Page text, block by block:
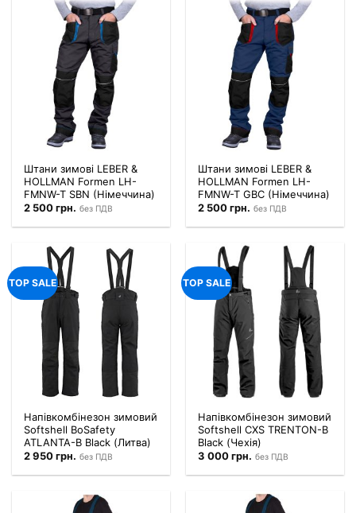
Штани зимові LEBER &
HOLLMAN Formen LH-
FMNW-T SBN (Німеччина)
2 500грн. без ПДВ
Штани зимові LEBER &
HOLLMAN Formen LH-
FMNW-T GBC (Німеччина)
2 500грн. без ПДВ
TOP SALE
Напівкомбінезон зимовий
Softshell BoSafety
ATLANTA-B Black (Литва)
2 950грн. без ПДВ
TOP SALE
Напівкомбінезон зимовий
Softshell CXS TRENTON-B
Black (Чехія)
3 000грн. без ПДВ